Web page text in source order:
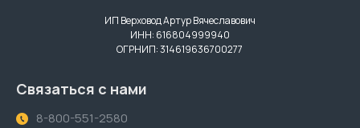
ИП Верховод Артур Вячеславович
ИНН: 616804999940
ОГРНИП: 314619636700277
Связаться с нами
8-800-551-2580